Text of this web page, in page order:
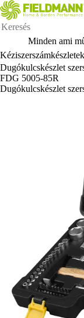
Minden ami
Kéziszerszámkészletek
Dugókulcskészlet
FDG 5005-85R
Dugókulcskészlet